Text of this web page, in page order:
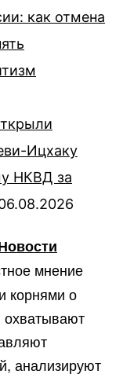
как отмена
Ицхаку
НКВД за
мнение
корнями о
анализируют